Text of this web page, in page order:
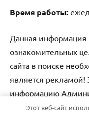
Время работы:
Данная информация
ознакомительных
сайта в поиске
является
информацию
не несет.
Этот веб-сайт